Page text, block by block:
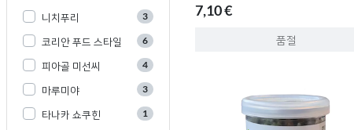
니치푸리 3
코리안 푸드 스타일 6
피아골 미선씨 4
마루미야 3
타나카 쇼쿠힌 1
7,10 €
품절